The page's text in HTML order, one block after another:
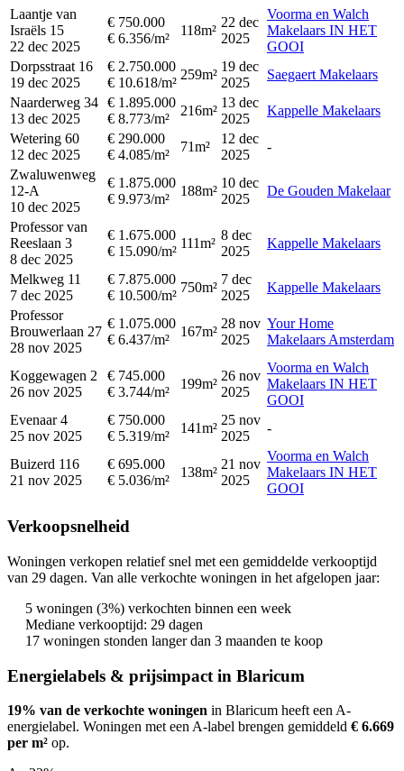
Laantje van
Israëls 15
22 dec 2025
€ 750.000
€ 6.356/m²
118m²
22 dec
2025
Voorma en Walch
Makelaars IN HET
GOOI
Dorpsstraat 16
19 dec 2025
€ 2.750.000
€ 10.618/m²
259m²
19 dec
2025
Saegaert Makelaars
Naarderweg 34
13 dec 2025
€ 1.895.000
€ 8.773/m²
216m²
13 dec
2025
Kappelle Makelaars
Wetering 60
12 dec 2025
€ 290.000
€ 4.085/m²
71m²
12 dec
2025
-
Zwaluwenweg
12-A
10 dec 2025
€ 1.875.000
€ 9.973/m²
188m²
10 dec
2025
De Gouden Makelaar
Professor van
Reeslaan 3
8 dec 2025
€ 1.675.000
€ 15.090/m²
111m²
8 dec
2025
Kappelle Makelaars
Melkweg 11
7 dec 2025
€ 7.875.000
€ 10.500/m²
750m²
7 dec
2025
Kappelle Makelaars
Professor
Brouwerlaan 27
28 nov 2025
€ 1.075.000
€ 6.437/m²
167m²
28 nov
2025
Your Home
Makelaars Amsterdam
Koggewagen 2
26 nov 2025
€ 745.000
€ 3.744/m²
199m²
26 nov
2025
Voorma en Walch
Makelaars IN HET
GOOI
Evenaar 4
25 nov 2025
€ 750.000
€ 5.319/m²
141m²
25 nov
2025
-
Buizerd 116
21 nov 2025
€ 695.000
€ 5.036/m²
138m²
21 nov
2025
Voorma en Walch
Makelaars IN HET
GOOI
Verkoopsnelheid
Woningen verkopen relatief snel met een gemiddelde verkooptijd
van 29 dagen. Van alle verkochte woningen in het afgelopen jaar:
5 woningen (3%) verkochten binnen een week
Mediane verkooptijd: 29 dagen
17 woningen stonden langer dan 3 maanden te koop
Energielabels & prijsimpact in Blaricum
19% van de verkochte woningen in Blaricum heeft een A-
energielabel. Woningen met een A-label brengen gemiddeld € 6.669
per m² op.